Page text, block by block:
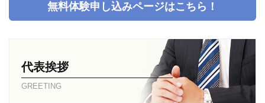
無料体験申し込みページはこちら！
代表挨拶
GREETING